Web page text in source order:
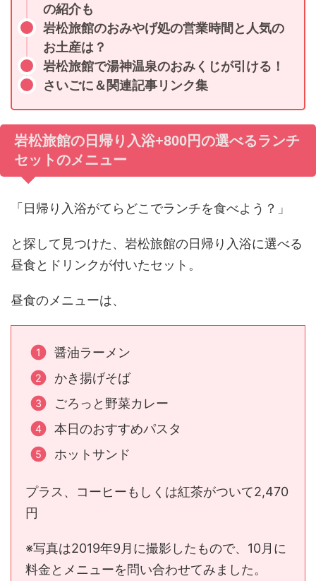
の紹介も
岩松旅館のおみやげ処の営業時間と人気の
お土産は？
岩松旅館で湯神温泉のおみくじが引ける！
さいごに＆関連記事リンク集
岩松旅館の日帰り入浴+800円の選べるランチ
セットのメニュー
「日帰り入浴がてらどこでランチを食べよう？」
と探して見つけた、岩松旅館の日帰り入浴に選べる
昼食とドリンクが付いたセット。
昼食のメニューは、
醤油ラーメン
かき揚げそば
ごろっと野菜カレー
本日のおすすめパスタ
ホットサンド
プラス、コーヒーもしくは紅茶がついて2,470
円
※写真は2019年9月に撮影したもので、10月に
料金とメニューを問い合わせてみました。